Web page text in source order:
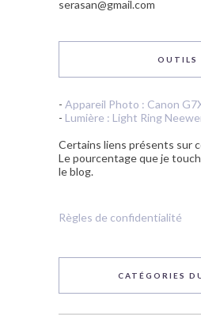
serasan@gmail.com
OUTILS
- Appareil Photo : Canon
- Lumière : Light Ring
Certains liens présents sur
Le pourcentage que je
le blog.
Règles de confidentialité
CATÉGORIES